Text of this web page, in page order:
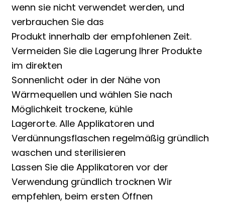
wenn sie nicht verwendet werden, und
verbrauchen Sie das
Produkt innerhalb der empfohlenen Zeit.
Vermeiden Sie die Lagerung Ihrer Produkte
im direkten
Sonnenlicht oder in der Nähe von
Wärmequellen und wählen Sie nach
Möglichkeit trockene, kühle
Lagerorte. Alle Applikatoren und
Verdünnungsflaschen regelmäßig gründlich
waschen und sterilisieren
Lassen Sie die Applikatoren vor der
Verwendung gründlich trocknen Wir
empfehlen, beim ersten Öffnen